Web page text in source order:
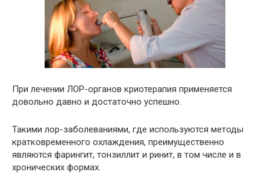
При лечении ЛОР-органов криотерапия применяется
довольно давно и достаточно успешно.
Такими лор-заболеваниями, где используются методы
кратковременного охлаждения, преимущественно
являются фарингит, тонзиллит и ринит, в том числе и в
хронических формах.